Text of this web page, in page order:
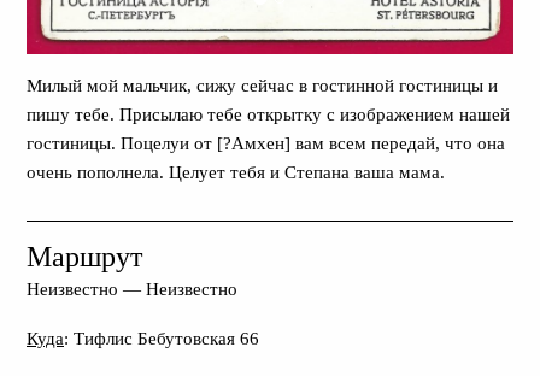
Милый мой мальчик, сижу сейчас в гостинной гостиницы и
пишу тебе. Присылаю тебе открытку с изображением нашей
гостиницы. Поцелуи от [?Амхен] вам всем передай, что она
очень пополнела. Целует тебя и Степана ваша мама.
Маршрут
Неизвестно — Неизвестно
Куда: Тифлис Бебутовская 66